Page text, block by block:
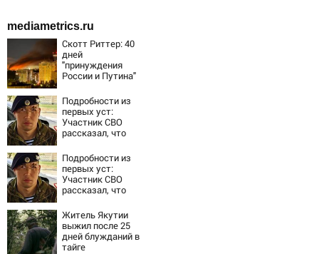
mediametrics.ru
Скотт Риттер: 40
дней
"принуждения
России и Путина"
крах режима
Зеленского
Подробности из
первых уст:
Участник СВО
рассказал, что
схватке с
медведем
Подробности из
первых уст:
Участник СВО
рассказал, что
схватке с
медведем
Житель Якутии
выжил после 25
дней блужданий в
тайге